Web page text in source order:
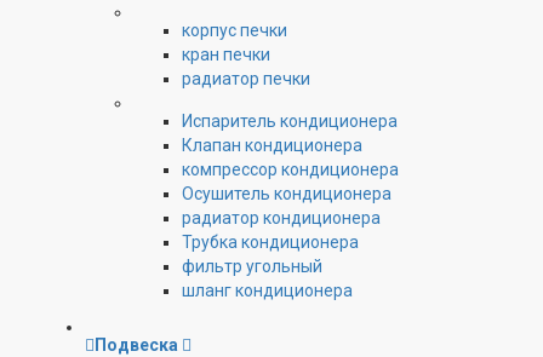
корпус печки
кран печки
радиатор печки
Испаритель кондиционера
Клапан кондиционера
компрессор кондиционера
Осушитель кондиционера
радиатор кондиционера
Трубка кондиционера
фильтр угольный
шланг кондиционера
Подвеска